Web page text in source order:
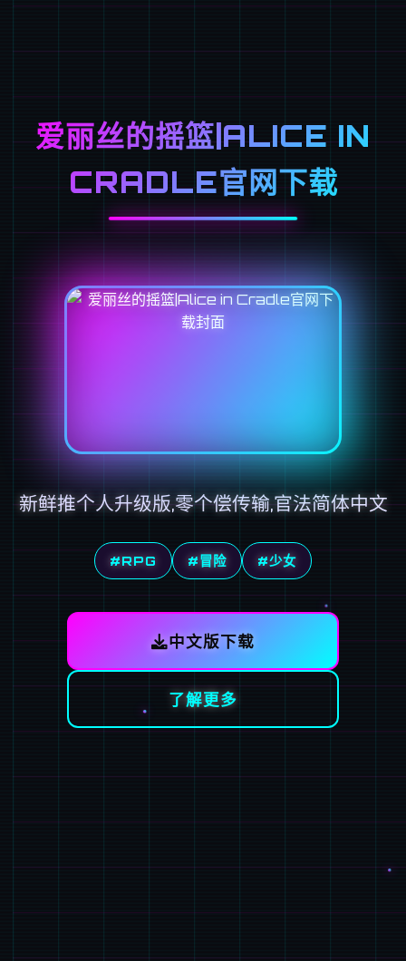
爱丽丝的摇篮|ALICE IN
CRADLE官网下载
新鲜推个人升级版,零个偿传输,官法简体中文
#RPG #冒险 #少女
中文版下载
了解更多